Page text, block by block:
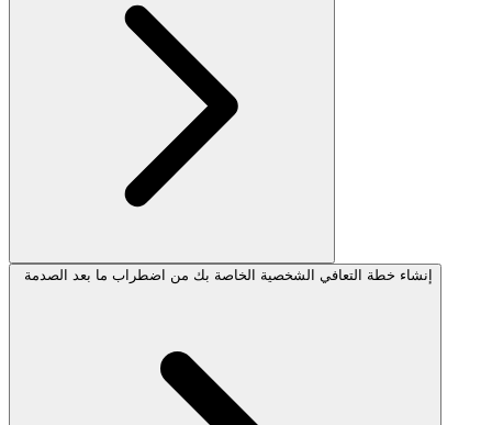
إنشاء خطة التعافي الشخصية الخاصة بك من اضطراب ما بعد الصدمة